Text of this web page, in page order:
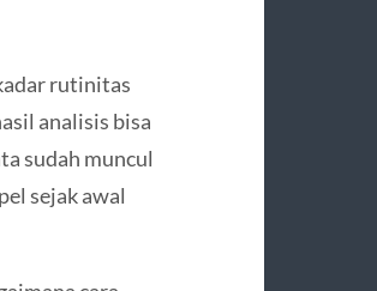
rutinitas
analisis bisa
sudah muncul
sejak awal